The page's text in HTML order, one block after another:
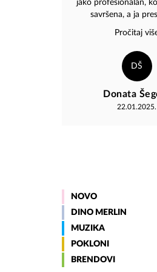
jako profesionalan,
savršena, a ja
proizvodom...Sve
srca!!
Pročitaj
DŠ
Donata
22.01.2025.
NOVO
DINO MERLIN
MUZIKA
POKLONI
BRENDOVI